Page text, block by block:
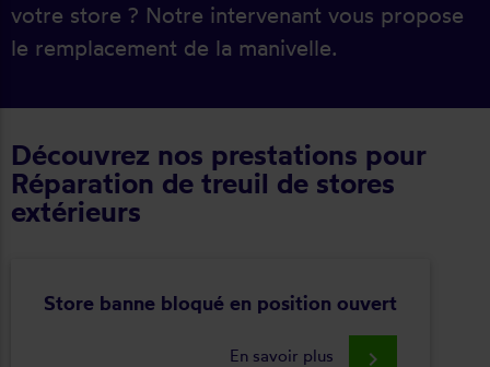
votre store ? Notre intervenant vous propose
le remplacement de la manivelle.
Découvrez nos prestations pour
Réparation de treuil de stores
extérieurs
Store banne bloqué en position ouvert
En savoir plus keyboard_arrow_right